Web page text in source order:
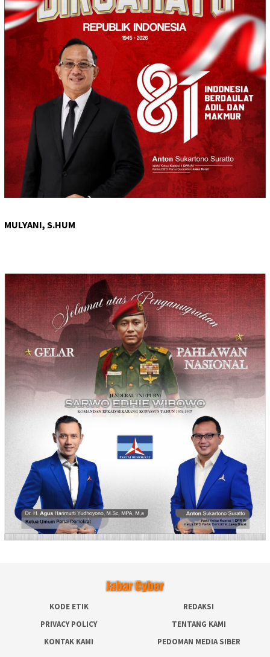
MULYANI, S.HUM
KODE ETIK
REDAKSI
PRIVACY POLICY
TENTANG KAMI
KONTAK KAMI
PEDOMAN MEDIA SIBER